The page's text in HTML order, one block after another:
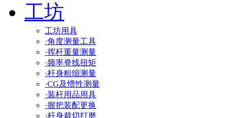
工坊
工坊用具
·角度测量工具
·挥杆重量测量
·频率脊线扭矩
·杆身粗细测量
·CG及惯性测量
·装杆用品用具
·握把装配更换
·杆身裁切打磨